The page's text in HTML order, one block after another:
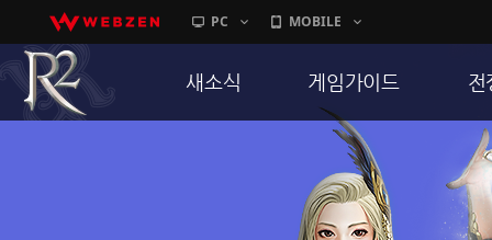
PC MOBILE
새소식 게임가이드
게임 특징
서버가이드
신병훈련소
전
통
공